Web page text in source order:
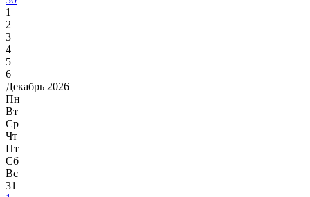
1
2
3
4
5
6
Декабрь 2026
Пн
Вт
Ср
Чт
Пт
Сб
Вс
31